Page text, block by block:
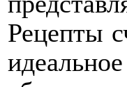
Рецепты